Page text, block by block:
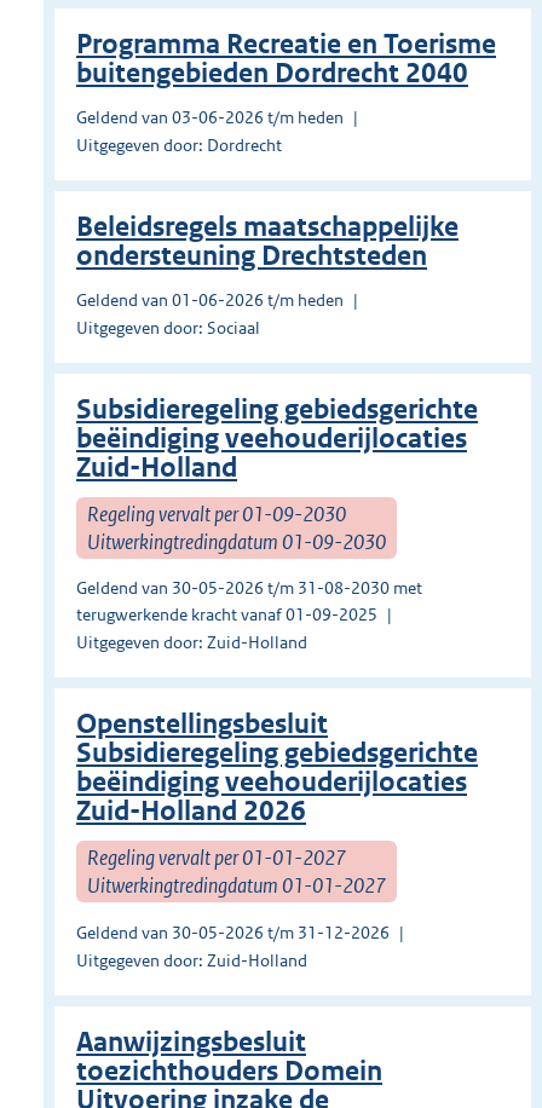
Programma Recreatie en Toerisme
buitengebieden Dordrecht 2040
Geldend van 03-06-2026 t/m heden
Uitgegeven door: Dordrecht
Beleidsregels maatschappelijke
ondersteuning Drechtsteden
Geldend van 01-06-2026 t/m heden
Uitgegeven door: Sociaal
Subsidieregeling gebiedsgerichte
beëindiging veehouderijlocaties
Zuid-Holland
Regeling vervalt per 01-09-2030
Uitwerkingtredingdatum 01-09-2030
Geldend van 30-05-2026 t/m 31-08-2030 met
terugwerkende kracht vanaf 01-09-2025
Uitgegeven door: Zuid-Holland
Openstellingsbesluit
Subsidieregeling gebiedsgerichte
beëindiging veehouderijlocaties
Zuid-Holland 2026
Regeling vervalt per 01-01-2027
Uitwerkingtredingdatum 01-01-2027
Geldend van 30-05-2026 t/m 31-12-2026
Uitgegeven door: Zuid-Holland
Aanwijzingsbesluit
toezichthouders Domein
Uitvoering inzake de